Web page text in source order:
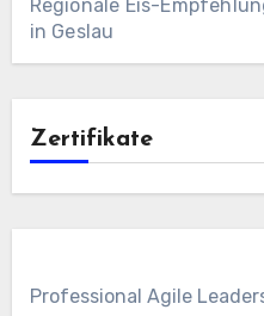
Regionale Eis-
in Geslau
Zertifikate
Professional Agile